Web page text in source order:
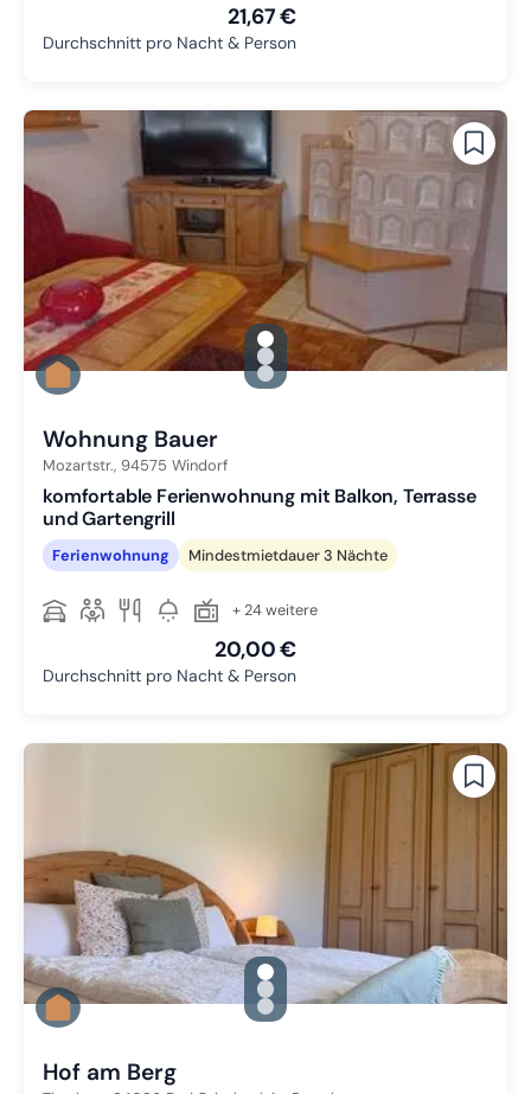
21,67 €
Durchschnitt pro Nacht & Person
gallery.slide_selector
Zu Slide 1 wechseln
Zu Slide 2 wechseln
Zu Slide 3 wechseln
Wohnung Bauer
Mozartstr., 94575 Windorf
komfortable Ferienwohnung mit Balkon, Terrasse
und Gartengrill
Ferienwohnung Mindestmietdauer 3 Nächte
+ 24 weitere
20,00 €
Durchschnitt pro Nacht & Person
gallery.slide_selector
Zu Slide 1 wechseln
Zu Slide 2 wechseln
Zu Slide 3 wechseln
Hof am Berg